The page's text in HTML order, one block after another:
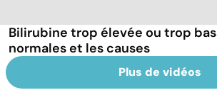
Bilirubine trop élevée ou trop
normales et les causes
Plus de vidéos